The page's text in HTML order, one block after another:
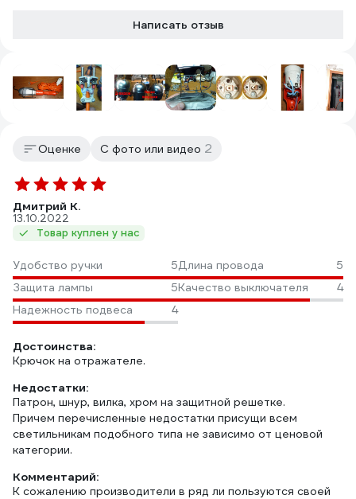
Написать отзыв
Оценке С фото или видео 2
Дмитрий К.
13.10.2022
Товар куплен у нас
Удобство ручки 5Длина провода
5
Защита лампы
5Качество выключателя
4
Надежность подвеса
4
Достоинства:
Крючок на отражателе.
Недостатки:
Патрон, шнур, вилка, хром на защитной решетке.
Причем перечисленные недостатки присущи всем
светильникам подобного типа не зависимо от ценовой
категории.
Комментарий:
К сожалению производители в ряд ли пользуются своей